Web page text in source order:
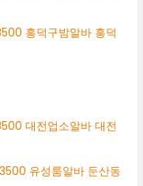
흥덕구밤알바 흥덕
대전업소알바 대전
유성룸알바 둔산동